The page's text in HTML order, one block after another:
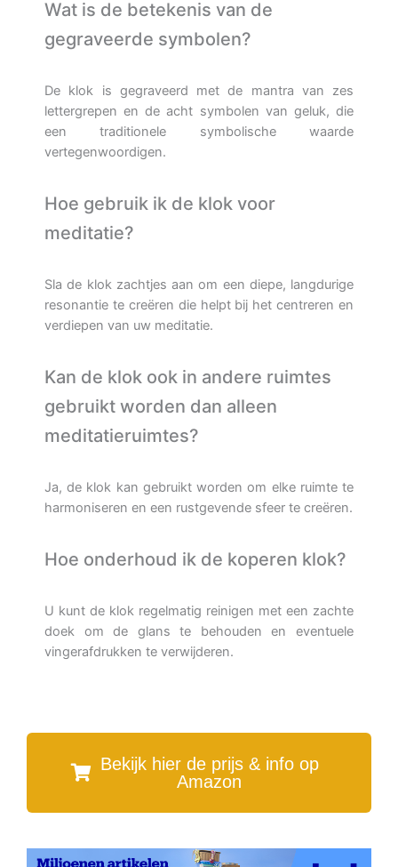
Wat is de betekenis van de
gegraveerde symbolen?
De klok is gegraveerd met de mantra van zes
lettergrepen en de acht symbolen van geluk, die
een traditionele symbolische waarde
vertegenwoordigen.
Hoe gebruik ik de klok voor
meditatie?
Sla de klok zachtjes aan om een diepe, langdurige
resonantie te creëren die helpt bij het centreren en
verdiepen van uw meditatie.
Kan de klok ook in andere ruimtes
gebruikt worden dan alleen
meditatieruimtes?
Ja, de klok kan gebruikt worden om elke ruimte te
harmoniseren en een rustgevende sfeer te creëren.
Hoe onderhoud ik de koperen klok?
U kunt de klok regelmatig reinigen met een zachte
doek om de glans te behouden en eventuele
vingerafdrukken te verwijderen.
Bekijk hier de prijs & info op
Amazon